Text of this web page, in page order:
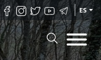
ES